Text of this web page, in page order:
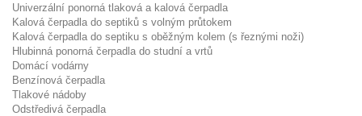
Univerzální ponorná tlaková a kalová čerpadla
Kalová čerpadla do septiků s volným průtokem
Kalová čerpadla do septiku s oběžným kolem (s řeznými noži)
Hlubinná ponorná čerpadla do studní a vrtů
Domácí vodárny
Benzínová čerpadla
Tlakové nádoby
Odstředivá čerpadla